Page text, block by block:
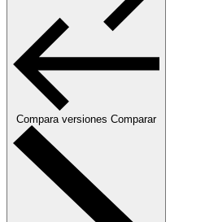
Compara versiones Comparar